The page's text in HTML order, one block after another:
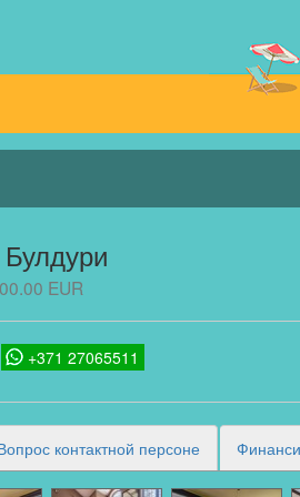
EUR
+371 27065511
контактной персоне